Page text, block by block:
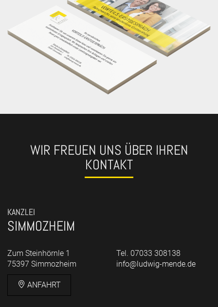
WIR FREUEN UNS ÜBER IHREN
KONTAKT
KANZLEI
SIMMOZHEIM
Zum Steinhörnle 1
75397 Simmozheim
ANFAHRT
Tel. 07033 308138
info@ludwig-mende.de